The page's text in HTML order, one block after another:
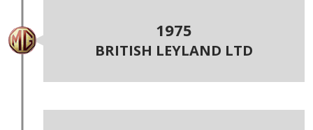
1975
BRITISH LEYLAND LTD